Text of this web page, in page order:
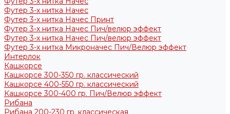
Футер 3-х нитка Начес
Футер 3-х нитка Начес Принт
Футер 3-х нитка Начес Пич/велюр эффект
Футер 3-х нитка Начес Пич/велюр эффект
Футер 3-х нитка Микроначес Пич/Велюр эффект
Интерлок
Кашкорсе
Кашкорсе 300-350 гр. классический
Кашкорсе 400-550 гр. классический
Кашкорсе 300-400 гр. Пич/Велюр эффект
Рибана
Рибана 200-230 гр. классическая